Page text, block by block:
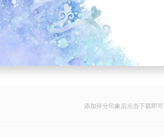
添加评分印象后点击下载即可